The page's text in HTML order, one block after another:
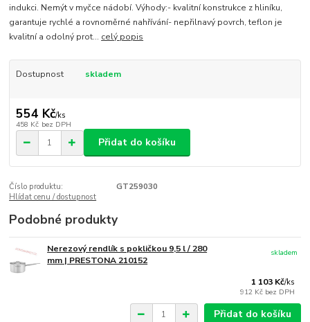
indukci. Nemýt v myčce nádobí. Výhody:- kvalitní konstrukce z hliníku,
garantuje rychlé a rovnoměrné nahřívání- nepřilnavý povrch, teflon je
kvalitní a odolný prot... celý popis
Dostupnost skladem
554 Kč/ks
458 Kč bez DPH
Přidat do košíku
Číslo produktu:
GT259030
Hlídat cenu / dostupnost
Podobné produkty
Nerezový rendlík s pokličkou 9,5 l / 280
mm | PRESTONA 210152
1 103 Kč/ks
912 Kč bez DPH
skladem
Přidat do košíku